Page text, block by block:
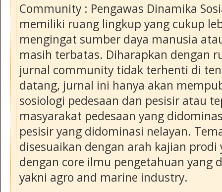
Community : Pengawas Dinamika
memiliki ruang lingkup yang cukup
mengingat sumber daya manusia
masih terbatas. Diharapkan dengan
jurnal community tidak terhenti di
datang, jurnal ini hanya akan
sosiologi pedesaan dan pesisir atau
masyarakat pedesaan yang
pesisir yang didominasi nelayan.
disesuaikan dengan arah kajian prodi
dengan core ilmu pengetahuan yang
yakni agro and marine industry.